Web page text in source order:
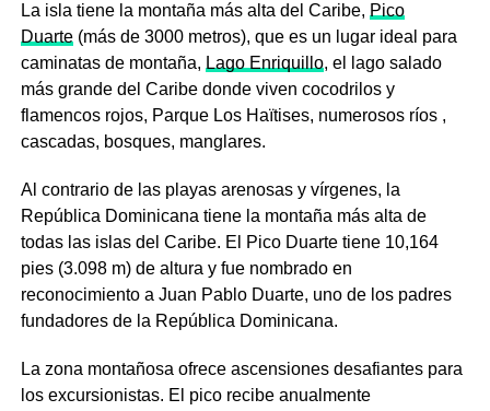
La isla tiene la montaña más alta del Caribe, Pico
Duarte(más de 3000 metros), que es un lugar ideal para
caminatas de montaña, Lago Enriquillo, el lago salado
más grande del Caribe donde viven cocodrilos y
flamencos rojos, Parque Los Haïtises, numerosos ríos ,
cascadas, bosques, manglares.
Al contrario de las playas arenosas y vírgenes, la
República Dominicana tiene la montaña más alta de
todas las islas del Caribe. El Pico Duarte tiene 10,164
pies (3.098 m) de altura y fue nombrado en
reconocimiento a Juan Pablo Duarte, uno de los padres
fundadores de la República Dominicana.
La zona montañosa ofrece ascensiones desafiantes para
los excursionistas. El pico recibe anualmente